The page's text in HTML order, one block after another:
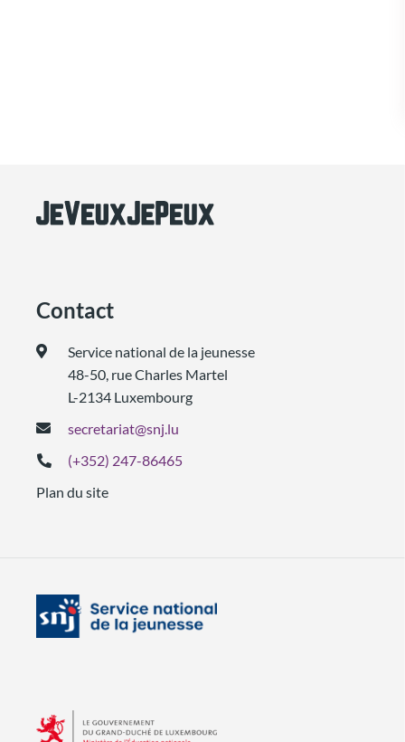
Contact
Service national de la jeunesse
48-50, rue Charles Martel
L-2134 Luxembourg
secretariat@snj.lu
(+352) 247-86465
Plan du site